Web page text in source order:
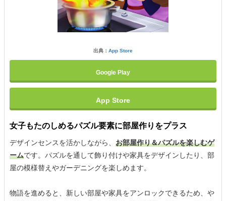
出典： App Store
Google Play
App Store
女子もたのしめるパズル要素に部屋作りをプラス
デザインセンスを活かしながら、 お部屋作り＆パズルを楽しむゲ
ームです。パズルを通して飾り付けや家具をデザインしたり、部
屋の模様替えやガーデニングを楽しめます。
物語を進めると、新しい部屋や家具をアンロックできるため、や